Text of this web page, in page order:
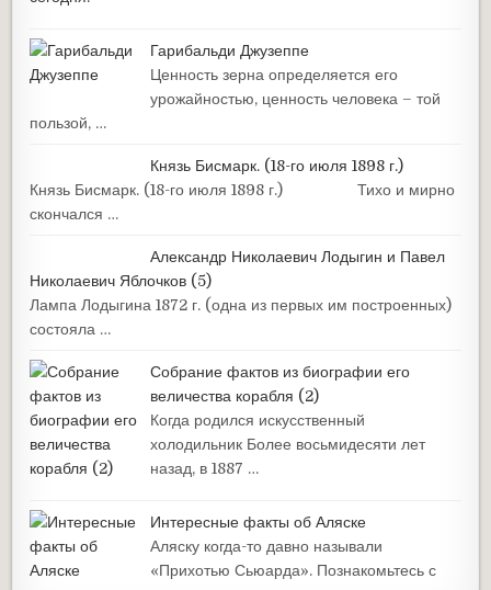
Гарибальди Джузеппе
Ценность зерна определяется его
урожайностью, ценность человека – той
пользой, …
Князь Бисмарк. (18-го июля 1898 г.)
Князь Бисмарк. (18-го июля 1898 г.) Тихо и мирно
скончался …
Александр Николаевич Лодыгин и Павел
Николаевич Яблочков (5)
Лампа Лодыгина 1872 г. (одна из первых им построенных)
состояла …
Собрание фактов из биографии его
величества корабля (2)
Когда родился искусственный
холодильник Более восьмидесяти лет
назад, в 1887 …
Интересные факты об Аляске
Аляску когда-то давно называли
«Прихотью Сьюарда». Познакомьтесь с